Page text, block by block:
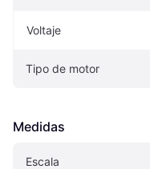
Voltaje
Tipo de motor
Medidas
Escala